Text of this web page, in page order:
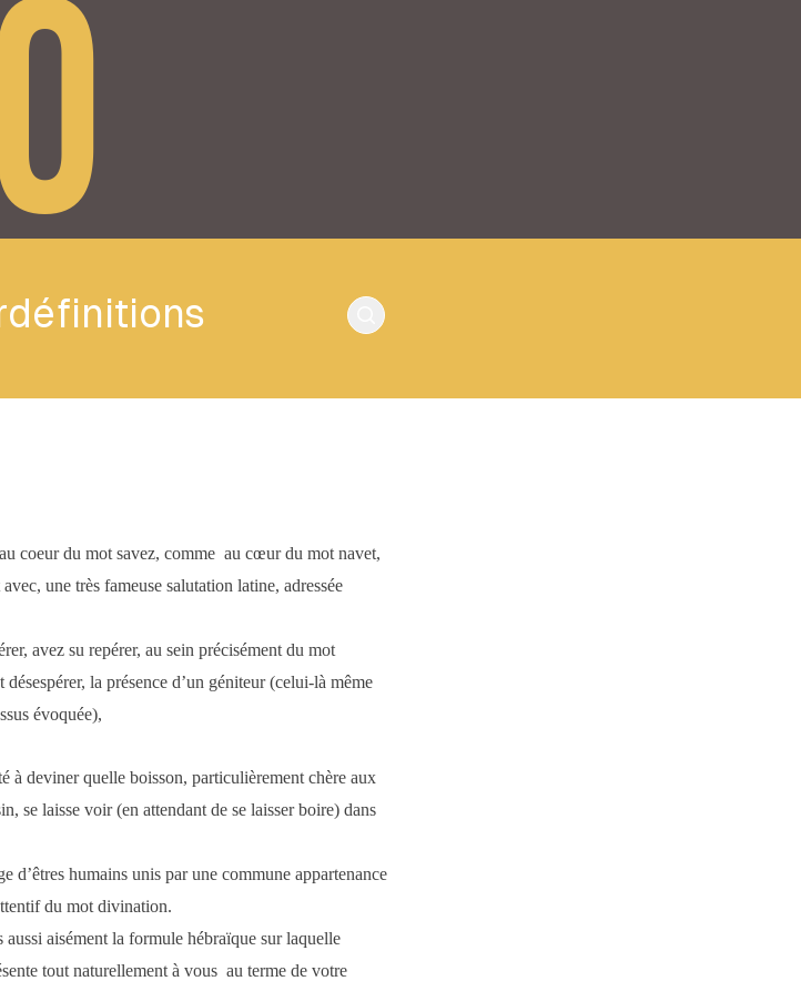
coeur du mot savez, comme au cœur du mot navet,
une très fameuse salutation latine, adressée
avez su repérer, au sein précisément du mot
la présence d’un géniteur (celui-là même
évoquée),
à deviner quelle boisson, particulièrement chère aux
se laisse voir (en attendant de se laisser boire) dans
d’êtres humains unis par une commune appartenance
du mot divination.
aisément la formule hébraïque sur laquelle
tout naturellement à vous au terme de votre